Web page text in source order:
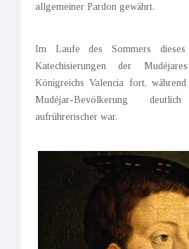
allgemeiner Pardon gewährt.
Im Laufe des Sommers
Katechisierungen der
Königreichs Valencia fort,
Mudéjar-Bevölkerung
aufrührerischer war.